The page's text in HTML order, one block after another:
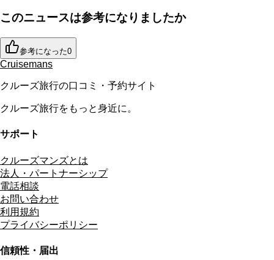
このニュースは参考になりましたか
参考になった0
Cruisemans
クルーズ旅行の口コミ・予約サイト
クルーズ旅行をもっと身近に。
サポート
クルーズマンズとは
法人・パートナーシップ
電話相談
お問い合わせ
利用規約
プライバシーポリシー
信頼性・届出